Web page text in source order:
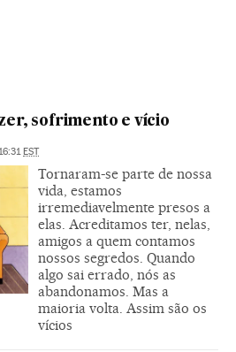
sofrimento e vício
EST
Tornaram-se parte de nossa
vida, estamos
irremediavelmente presos a
elas. Acreditamos ter, nelas,
amigos a quem contamos
nossos segredos. Quando
algo sai errado, nós as
abandonamos. Mas a
maioria volta. Assim são os
vícios